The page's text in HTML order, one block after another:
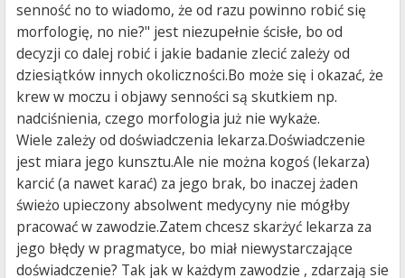
senność no to wiadomo, że od razu powinno robić się
morfologię, no nie?" jest niezupełnie ścisłe, bo od
decyzji co dalej robić i jakie badanie zlecić zależy od
dziesiątków innych okoliczności.Bo może się i okazać, że
krew w moczu i objawy senności są skutkiem np.
nadciśnienia, czego morfologia już nie wykaże.
Wiele zależy od doświadczenia lekarza.Doświadczenie
jest miara jego kunsztu.Ale nie można kogoś (lekarza)
karcić (a nawet karać) za jego brak, bo inaczej żaden
świeżo upieczony absolwent medycyny nie mógłby
pracować w zawodzie.Zatem chcesz skarżyć lekarza za
jego błędy w pragmatyce, bo miał niewystarczające
doświadczenie? Tak jak w każdym zawodzie , zdarzają sie